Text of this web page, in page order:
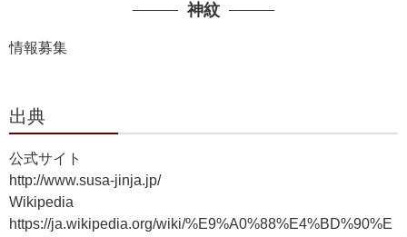
神紋
情報募集
出典
公式サイト
http://www.susa-jinja.jp/
Wikipedia
https://ja.wikipedia.org/wiki/%E9%A0%88%E4%BD%90%E